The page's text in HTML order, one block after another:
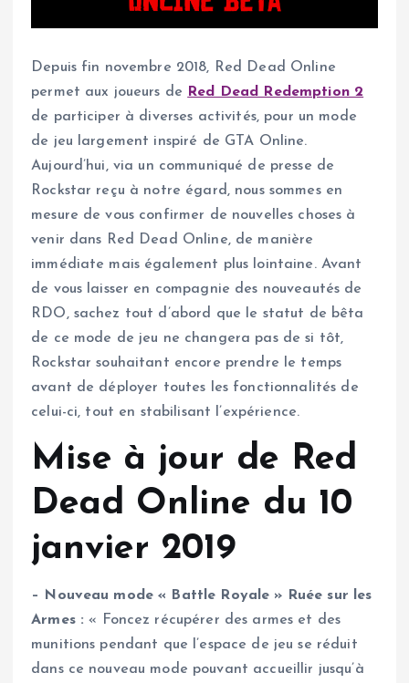
Depuis fin novembre 2018, Red Dead Online
permet aux joueurs de Red Dead Redemption 2
de participer à diverses activités, pour un mode
de jeu largement inspiré de GTA Online.
Aujourd’hui, via un communiqué de presse de
Rockstar reçu à notre égard, nous sommes en
mesure de vous confirmer de nouvelles choses à
venir dans Red Dead Online, de manière
immédiate mais également plus lointaine. Avant
de vous laisser en compagnie des nouveautés de
RDO, sachez tout d’abord que le statut de bêta
de ce mode de jeu ne changera pas de si tôt,
Rockstar souhaitant encore prendre le temps
avant de déployer toutes les fonctionnalités de
celui-ci, tout en stabilisant l’expérience.
Mise à jour de Red
Dead Online du 10
janvier 2019
– Nouveau mode « Battle Royale » Ruée sur les
Armes : « Foncez récupérer des armes et des
munitions pendant que l’espace de jeu se réduit
dans ce nouveau mode pouvant accueillir jusqu’à